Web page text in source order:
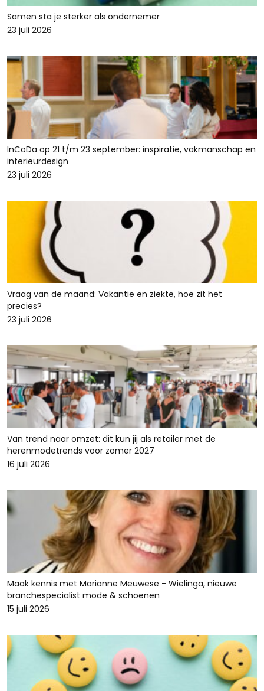
Samen sta je sterker als ondernemer
23 juli 2026
InCoDa op 21 t/m 23 september: inspiratie, vakmanschap en
interieurdesign
23 juli 2026
Vraag van de maand: Vakantie en ziekte, hoe zit het
precies?
23 juli 2026
Van trend naar omzet: dit kun jij als retailer met de
herenmodetrends voor zomer 2027
16 juli 2026
Maak kennis met Marianne Meuwese - Wielinga, nieuwe
branchespecialist mode & schoenen
15 juli 2026